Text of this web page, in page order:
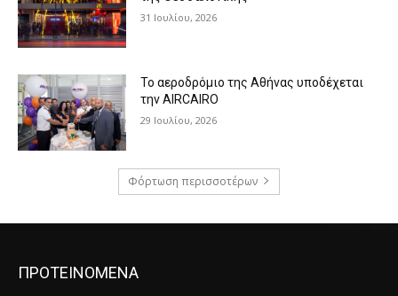
31 Ιουλίου, 2026
Το αεροδρόμιο της Αθήνας υποδέχεται
την AIRCAIRO
29 Ιουλίου, 2026
Φόρτωση περισσοτέρων
ΠΡΟΤΕΙΝΟΜΕΝΑ